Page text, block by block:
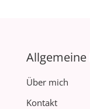
Allgemeine
Über mich
Kontakt